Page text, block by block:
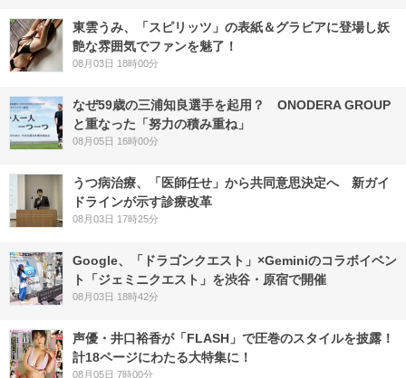
東雲うみ、「スピリッツ」の表紙＆グラビアに登場し妖
艶な雰囲気でファンを魅了！
08月03日 18時00分
なぜ59歳の三浦知良選手を起用？ ONODERA GROUP
と重なった「努力の積み重ね」
08月05日 16時00分
うつ病治療、「医師任せ」から共同意思決定へ 新ガイ
ドラインが示す診療改革
08月03日 17時25分
Google、「ドラゴンクエスト」×Geminiのコラボイベン
ト「ジェミニクエスト」を渋谷・原宿で開催
08月03日 18時42分
声優・井口裕香が「FLASH」で圧巻のスタイルを披露！
計18ページにわたる大特集に！
08月05日 7時00分